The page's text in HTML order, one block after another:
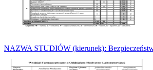
NAZWA STUDIÓW (kierunek):